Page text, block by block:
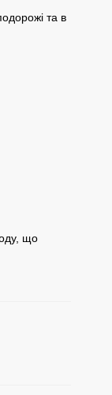
та в
що